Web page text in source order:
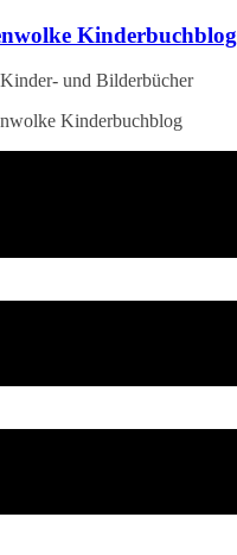
Kinderbuchblog
und Bilderbücher